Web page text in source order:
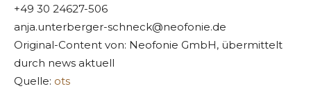
+49 30 24627-506
anja.unterberger-schneck@neofonie.de
Original-Content von: Neofonie GmbH, übermittelt
durch news aktuell
Quelle: ots